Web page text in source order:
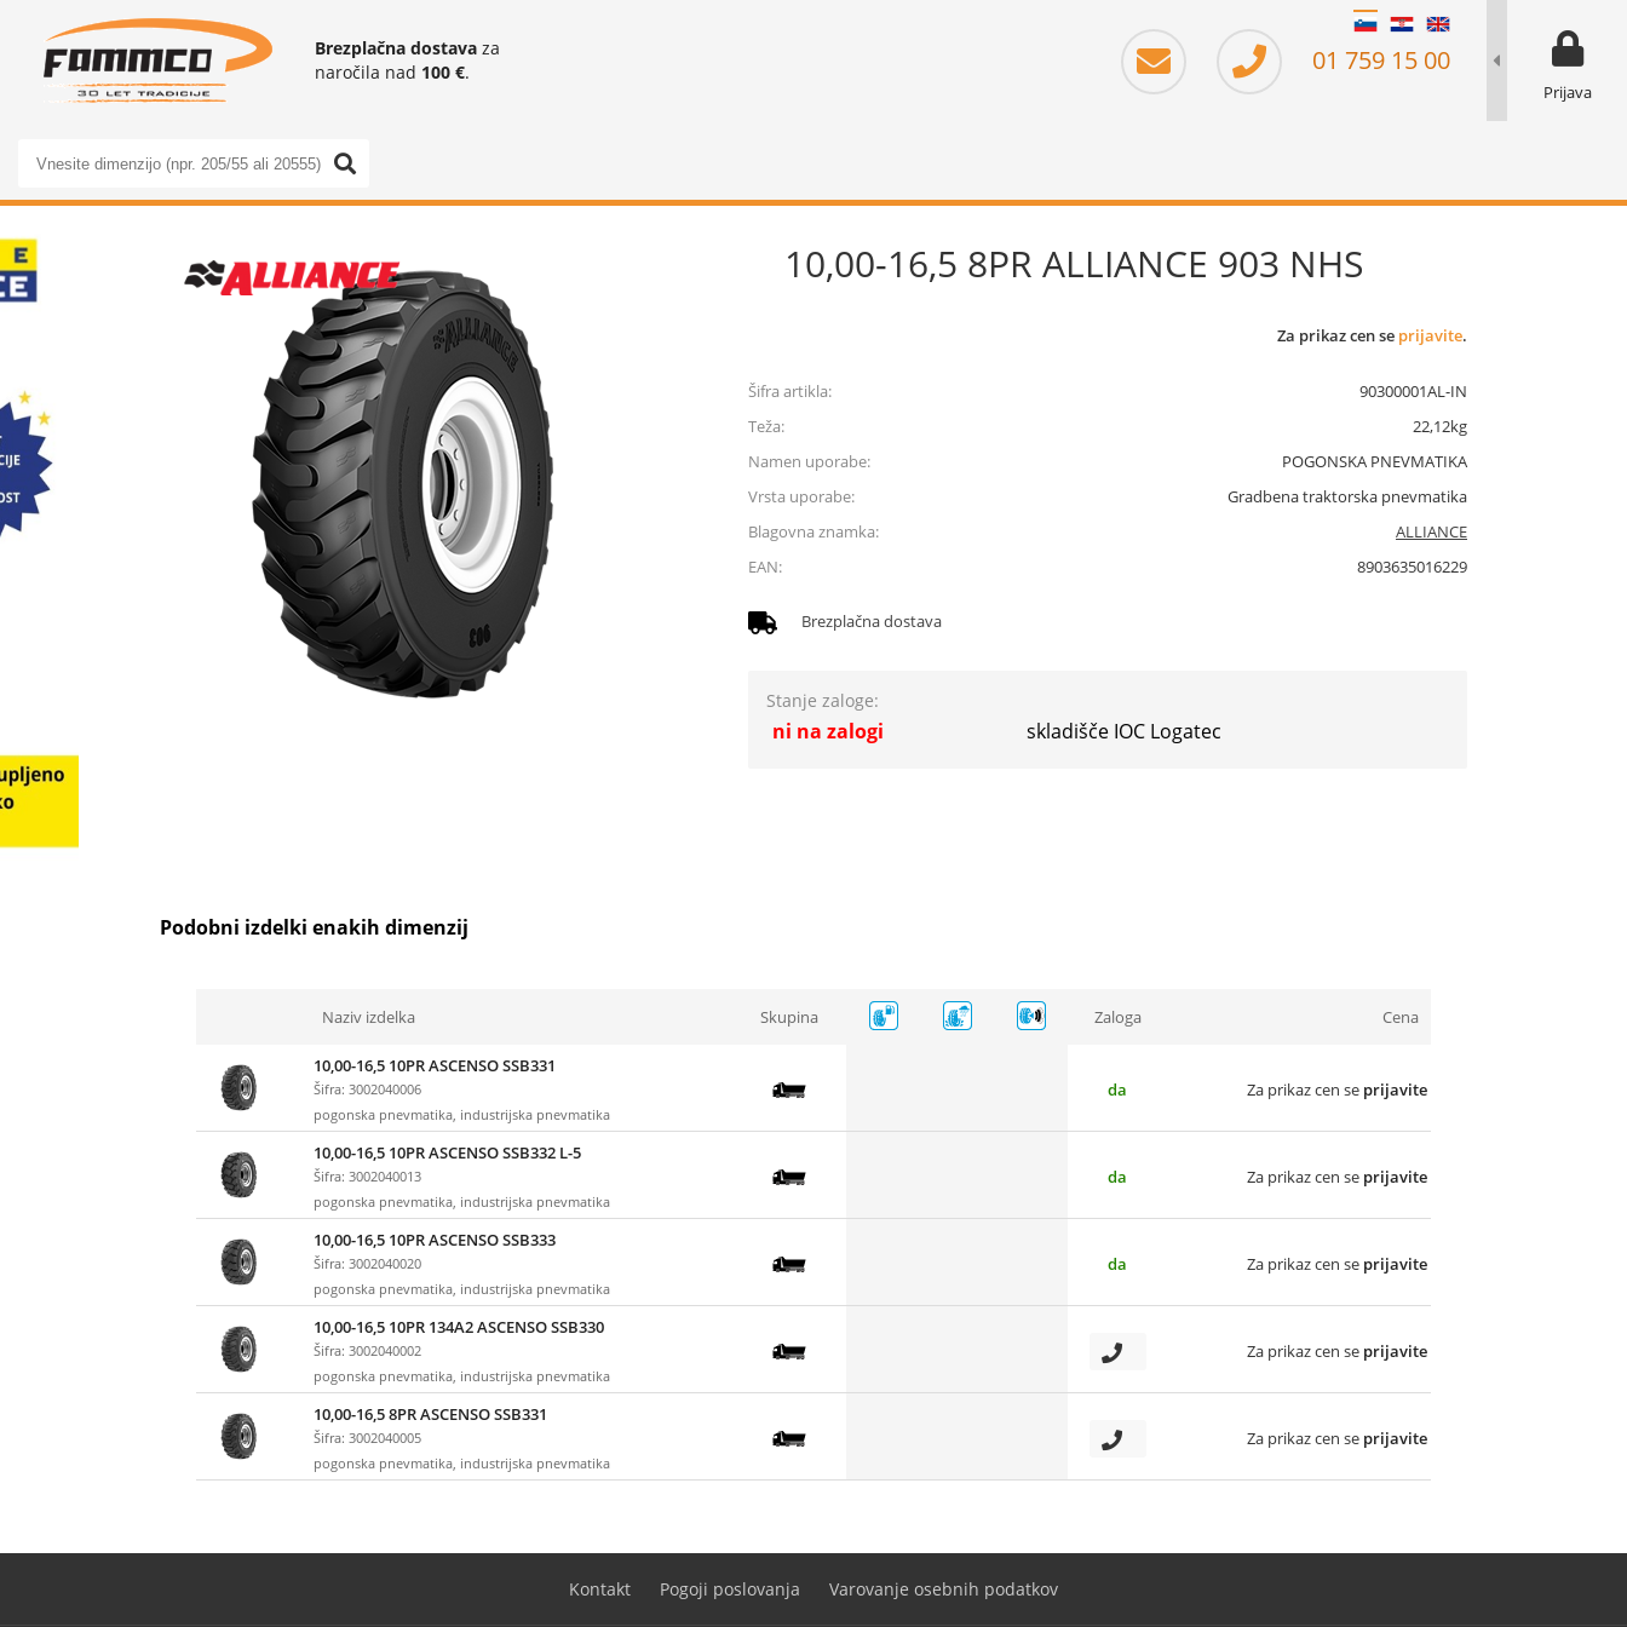
01 759 15 00
prikaz za
Prijava
Brezplačna dostava za
naročila nad 100 €.
10,00-16,5 8PR ALLIANCE 903 NHS
Za prikaz cen se prijavite.
Šifra artikla:
90300001AL-IN
Teža:
22,12kg
Namen uporabe:
POGONSKA PNEVMATIKA
Vrsta uporabe:
Gradbena traktorska pnevmatika
Blagovna znamka:
ALLIANCE
EAN:
8903635016229
Brezplačna dostava
Stanje zaloge:
ni na zalogi skladišče IOC Logatec
Podobni izdelki enakih dimenzij
Naziv izdelka Skupina Zaloga Cena
10,00-16,5 10PR ASCENSO SSB331
Šifra: 3002040006
pogonska pnevmatika, industrijska pnevmatika
da Za prikaz cen se prijavite
10,00-16,5 10PR ASCENSO SSB332 L-5
Šifra: 3002040013
pogonska pnevmatika, industrijska pnevmatika
da Za prikaz cen se prijavite
10,00-16,5 10PR ASCENSO SSB333
Šifra: 3002040020
pogonska pnevmatika, industrijska pnevmatika
da Za prikaz cen se prijavite
10,00-16,5 10PR 134A2 ASCENSO SSB330
Šifra: 3002040002
pogonska pnevmatika, industrijska pnevmatika
Za prikaz cen se prijavite
10,00-16,5 8PR ASCENSO SSB331
Šifra: 3002040005
pogonska pnevmatika, industrijska pnevmatika
Za prikaz cen se prijavite
Kontakt Pogoji poslovanja Varovanje osebnih podatkov